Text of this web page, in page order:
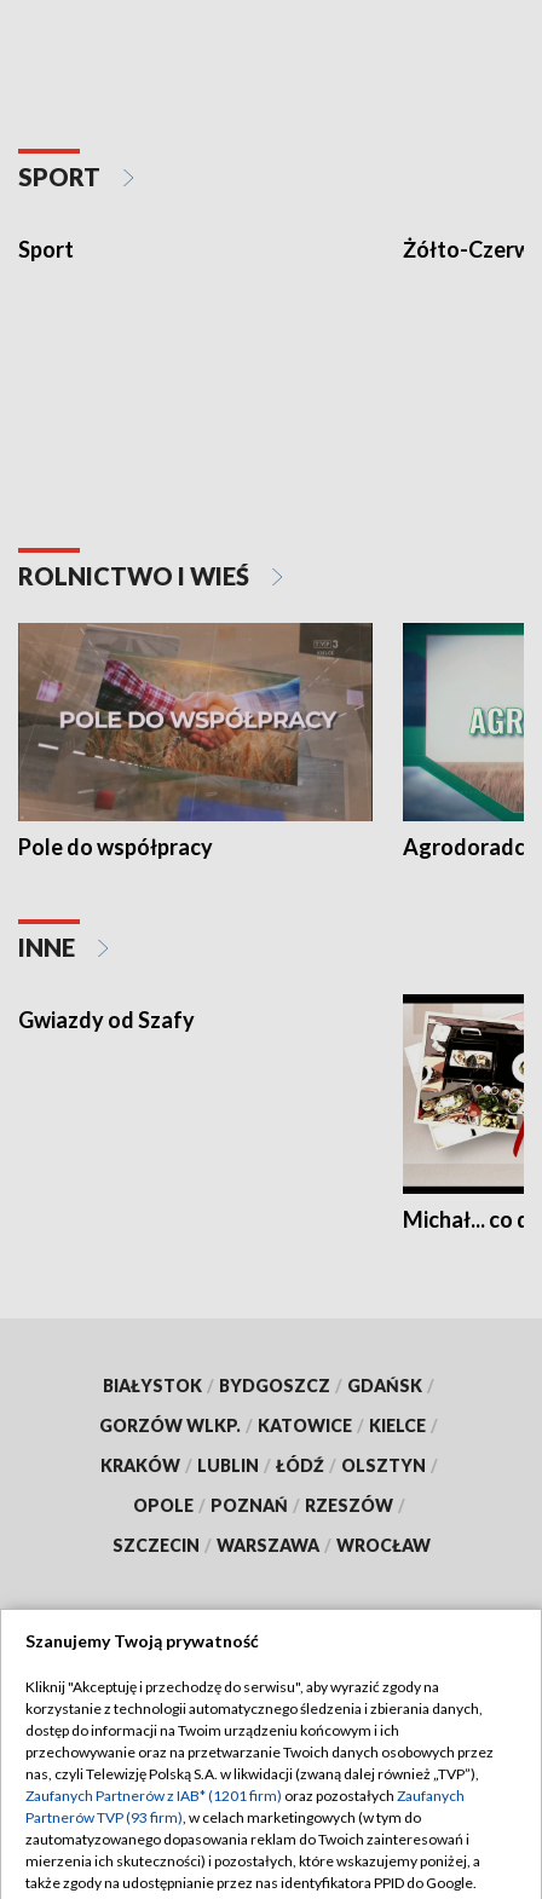
SPORT
Sport Żółto-
ROLNICTWO I WIEŚ
Pole do współpracy Agrodoradcy
INNE
Gwiazdy od Szafy
Michał... co
BIAŁYSTOK / BYDGOSZCZ / GDAŃSK /
GORZÓW WLKP. / KATOWICE / KIELCE /
KRAKÓW / LUBLIN / ŁÓDŹ / OLSZTYN /
OPOLE / POZNAŃ / RZESZÓW /
SZCZECIN / WARSZAWA / WROCŁAW
TVP
Abonament TVP
Emisja w TVP
Centrum informacji TVP
Naziemna Telewizja Cyfrowa
Regulamin TVP
Polityka prywatności
Moje zgody
Pomoc
Szanujemy Twoją prywatność
Kliknij "Akceptuję i przechodzę do serwisu", aby wyrazić zgody na
korzystanie z technologii automatycznego śledzenia i zbierania danych,
dostęp do informacji na Twoim urządzeniu końcowym i ich
przechowywanie oraz na przetwarzanie Twoich danych osobowych przez
nas, czyli Telewizję Polską S.A. w likwidacji (zwaną dalej również „TVP”),
Zaufanych Partnerów z IAB* (1201 firm) oraz pozostałych Zaufanych
Partnerów TVP (93 firm), w celach marketingowych (w tym do
zautomatyzowanego dopasowania reklam do Twoich zainteresowań i
mierzenia ich skuteczności) i pozostałych, które wskazujemy poniżej, a
także zgody na udostępnianie przez nas identyfikatora PPID do Google.